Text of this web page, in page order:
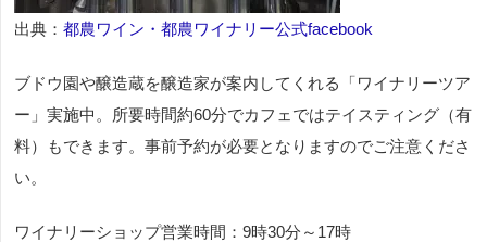
出典： 都農ワイン・都農ワイナリー公式facebook
ブドウ園や醸造蔵を醸造家が案内してくれる「ワイナリーツア
ー」実施中。所要時間約60分でカフェではテイスティング（有
料）もできます。事前予約が必要となりますのでご注意くださ
い。
ワイナリーショップ営業時間：9時30分～17時